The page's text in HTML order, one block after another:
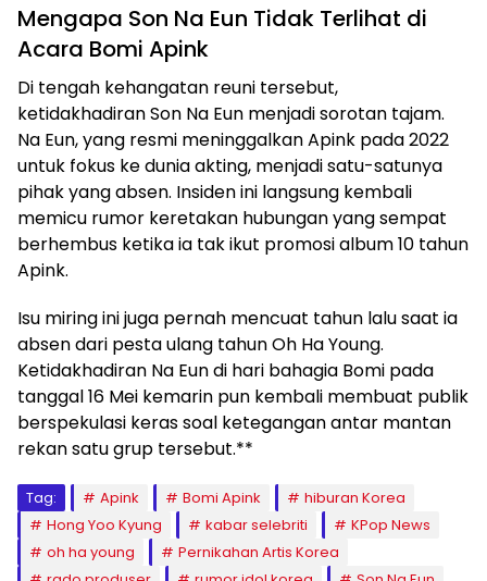
Mengapa Son Na Eun Tidak Terlihat di
Acara Bomi Apink
Di tengah kehangatan reuni tersebut,
ketidakhadiran Son Na Eun menjadi sorotan tajam.
Na Eun, yang resmi meninggalkan Apink pada 2022
untuk fokus ke dunia akting, menjadi satu-satunya
pihak yang absen. Insiden ini langsung kembali
memicu rumor keretakan hubungan yang sempat
berhembus ketika ia tak ikut promosi album 10 tahun
Apink.
Isu miring ini juga pernah mencuat tahun lalu saat ia
absen dari pesta ulang tahun Oh Ha Young.
Ketidakhadiran Na Eun di hari bahagia Bomi pada
tanggal 16 Mei kemarin pun kembali membuat publik
berspekulasi keras soal ketegangan antar mantan
rekan satu grup tersebut.**
Tag: Apink Bomi Apink
hiburan Korea
Hong Yoo Kyung
kabar selebriti
KPop News
oh ha young
Pernikahan Artis Korea